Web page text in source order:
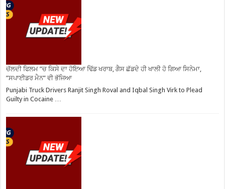
ਚੱਲਦੀ ਫਿਲਮ ”ਚ ਕਿਸੇ ਦਾ ਹੋਇਆ ਢਿੱਡ ਖਰਾਬ, ਗੈਸ ਛੱਡਦੇ ਹੀ ਖਾਲੀ ਹੋ ਗਿਆ ਸਿਨੇਮਾ,
”ਸਪਾਈਡਰ ਮੈਨ” ਵੀ ਭੱਜਿਆ
Punjabi Truck Drivers Ranjit Singh Roval and Iqbal Singh Virk to Plead
Guilty in Cocaine …